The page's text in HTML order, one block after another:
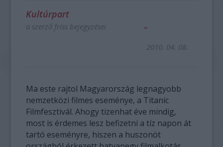
Kultúrpart
a szerző friss bejegyzései
2010. 04. 08.
Ma este rajtol Magyarország legnagyobb
nemzetközi filmes eseménye, a Titanic
Filmfesztivál. Ahogy tizenhat éve mindig,
most is érdemes lesz befizetni a tíz napon át
tartó eseményre, hiszen a huszonöt